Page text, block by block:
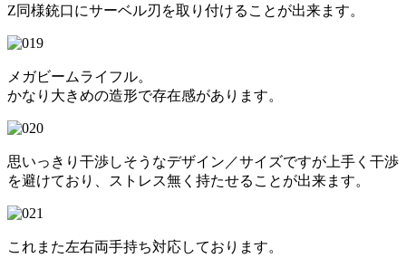
Z同様銃口にサーベル刃を取り付けることが出来ます。
メガビームライフル。
かなり大きめの造形で存在感があります。
思いっきり干渉しそうなデザイン／サイズですが上手く干渉
を避けており、ストレス無く持たせることが出来ます。
これまた左右両手持ち対応しております。